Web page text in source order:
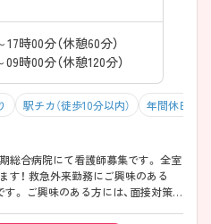
時00分（休憩60分）
時00分（休憩120分）
駅チカ（徒歩10分以内） 年間休日120
病院にて看護師募集です。 全室
のある
対策ポ